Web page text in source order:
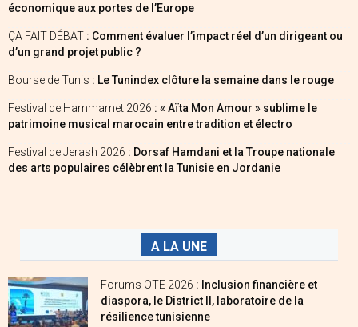
économique aux portes de l’Europe
ÇA FAIT DÉBAT : Comment évaluer l’impact réel d’un dirigeant ou
d’un grand projet public ?
Bourse de Tunis : Le Tunindex clôture la semaine dans le rouge
Festival de Hammamet 2026 : « Aïta Mon Amour » sublime le
patrimoine musical marocain entre tradition et électro
Festival de Jerash 2026 : Dorsaf Hamdani et la Troupe nationale
des arts populaires célèbrent la Tunisie en Jordanie
A LA UNE
Forums OTE 2026 : Inclusion financière et
diaspora, le District II, laboratoire de la
résilience tunisienne